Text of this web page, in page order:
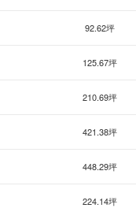
92.62坪
125.67坪
210.69坪
421.38坪
448.29坪
224.14坪